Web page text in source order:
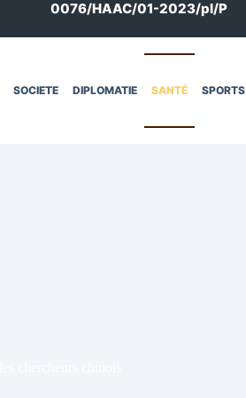
0076/HAAC/01-2023/pl/P
SOCIETE DIPLOMATIE SANTÉ SPORTS